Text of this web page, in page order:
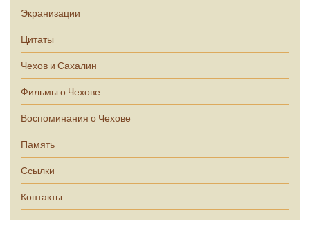
Экранизации
Цитаты
Чехов и Сахалин
Фильмы о Чехове
Воспоминания о Чехове
Память
Ссылки
Контакты